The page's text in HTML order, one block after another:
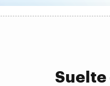
Suelte